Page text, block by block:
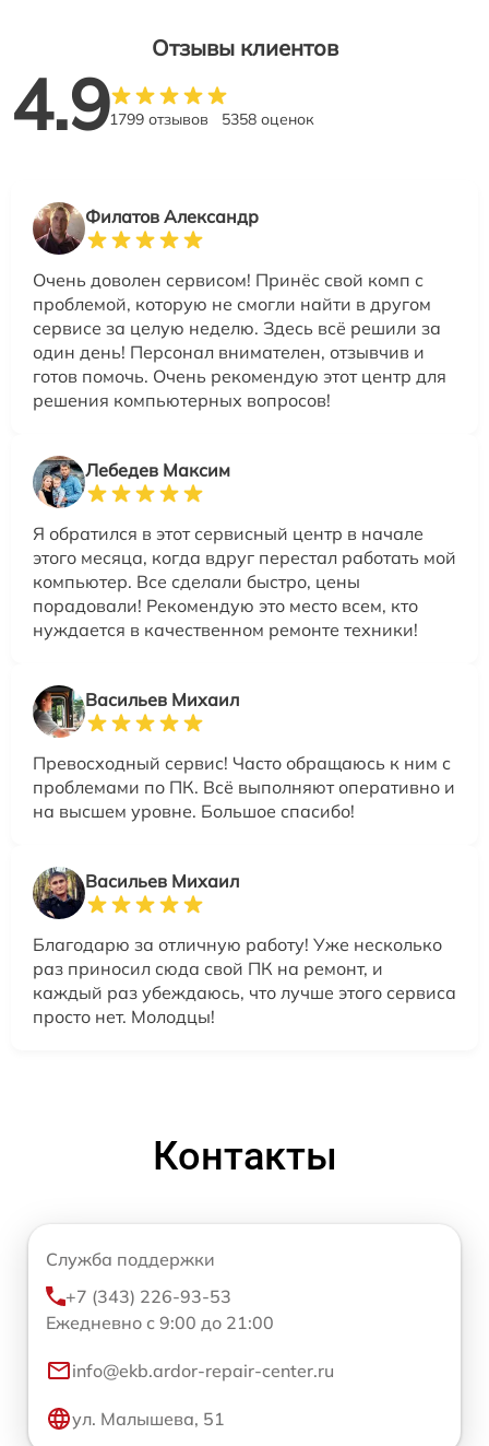
Отзывы клиентов
4.91799 отзывов 5358 оценок
Филатов Александр
Очень доволен сервисом! Принёс свой комп с
проблемой, которую не смогли найти в другом
сервисе за целую неделю. Здесь всё решили за
один день! Персонал внимателен, отзывчив и
готов помочь. Очень рекомендую этот центр для
решения компьютерных вопросов!
Лебедев Максим
Я обратился в этот сервисный центр в начале
этого месяца, когда вдруг перестал работать мой
компьютер. Все сделали быстро, цены
порадовали! Рекомендую это место всем, кто
нуждается в качественном ремонте техники!
Васильев Михаил
Превосходный сервис! Часто обращаюсь к ним с
проблемами по ПК. Всё выполняют оперативно и
на высшем уровне. Большое спасибо!
Васильев Михаил
Благодарю за отличную работу! Уже несколько
раз приносил сюда свой ПК на ремонт, и
каждый раз убеждаюсь, что лучше этого сервиса
просто нет. Молодцы!
Контакты
Служба поддержки
+7 (343) 226-93-53
Ежедневно с 9:00 до 21:00
info@ekb.ardor-repair-center.ru
ул. Малышева, 51